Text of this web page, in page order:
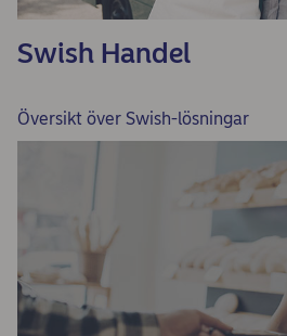
Swish Handel
Översikt över Swish-lösningar